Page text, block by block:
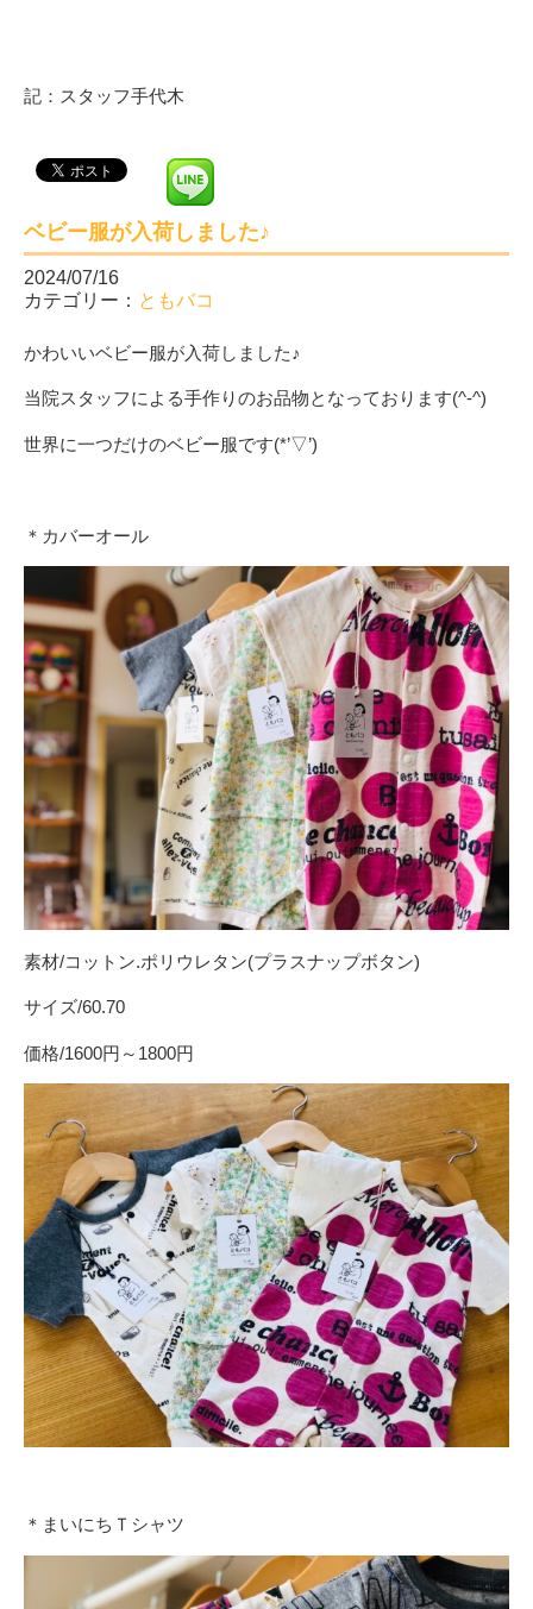
記：スタッフ手代木
ベビー服が入荷しました♪
2024/07/16
カテゴリー： ともバコ
かわいいベビー服が入荷しました♪
当院スタッフによる手作りのお品物となっております(^-^)
世界に一つだけのベビー服です(*’▽’)
＊カバーオール
素材/コットン.ポリウレタン(プラスナップボタン)
サイズ/60.70
価格/1600円～1800円
＊まいにちＴシャツ